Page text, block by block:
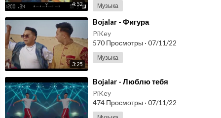
4:52 Музыка
3:25
⁣Bojalar - Фигура
PiKey
570 Просмотры · 07/11/22
Музыка
⁣Bojalar - Люблю тебя
PiKey
474 Просмотры · 07/11/22